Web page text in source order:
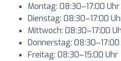
Montag: 08:30–17:00 Uhr
Dienstag: 08:30–17:00
Mittwoch: 08:30–17:00
Donnerstag: 08:30–17:00
Freitag: 08:30–15:00 Uhr